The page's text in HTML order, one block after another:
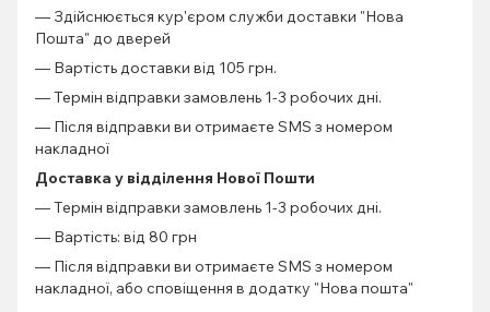
— Здійснюється кур'єром служби доставки "Нова
Пошта" до дверей
— Вартість доставки від 105 грн.
— Термін відправки замовлень 1-3 робочих дні.
— Після відправки ви отримаєте SMS з номером
накладної
Доставка у відділення Нової Пошти
— Термін відправки замовлень 1-3 робочих дні.
— Вартість: від 80 грн
— Після відправки ви отримаєте SMS з номером
накладної, або сповіщення в додатку "Нова пошта"